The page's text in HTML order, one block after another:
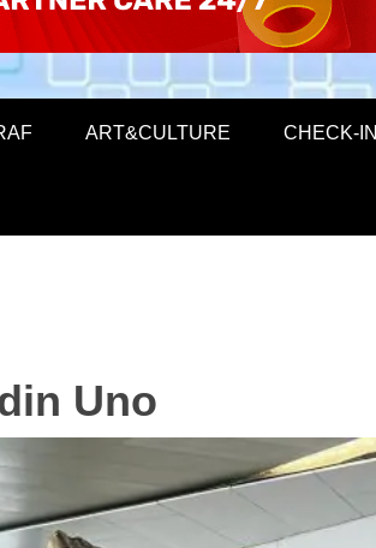
ART&CULTURE CHECK-IN
Uno